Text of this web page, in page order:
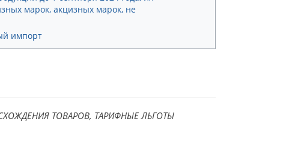
марок, акцизных марок, не
импорт
ТОВАРОВ, ТАРИФНЫЕ ЛЬГОТЫ